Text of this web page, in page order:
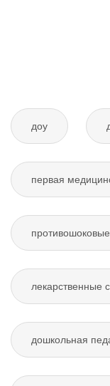
доу
первая
лекарственные
дошкольная